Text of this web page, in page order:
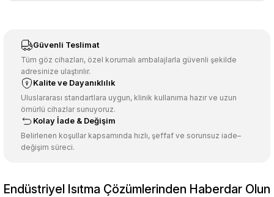
Ürün resmi kalitesiz, bozuk veya görüntülenemiyor.
Ürün açıklamasında eksik bilgiler bulunuyor.
Ürün bilgilerinde hatalar bulunuyor.
Ürün fiyatı diğer sitelerden daha pahalı.
Bu ürüne benzer farklı alternatifler olmalı.
Gönder
Güvenli Teslimat
Tüm göz cihazları, özel korumalı ambalajlarla güvenli şekilde
adresinize ulaştırılır.
Kalite ve Dayanıklılık
Uluslararası standartlara uygun, klinik kullanıma hazır ve uzun
ömürlü cihazlar sunuyoruz.
Kolay İade & Değişim
Belirlenen koşullar kapsamında hızlı, şeffaf ve sorunsuz iade–
değişim süreci.
Endüstriyel Isıtma Çözümlerinden Haberdar Olun